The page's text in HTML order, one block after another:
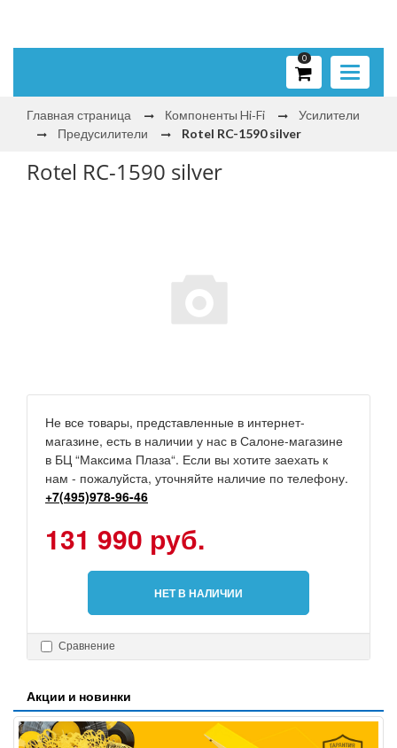
Toggle
0
Главная страница Компоненты Hi‑Fi
Усилители
Предусилители
Rotel RC-1590 silver
Rotel RC-1590 silver
Не все товары, представленные в интернет-
магазине, есть в наличии у нас в Салоне-магазине
в БЦ “Максима Плаза“. Если вы хотите заехать к
нам - пожалуйста, уточняйте наличие по телефону.
+7(495)978-96-46
131 990 руб.
НЕТ В НАЛИЧИИ
Сравнение
Акции и новинки